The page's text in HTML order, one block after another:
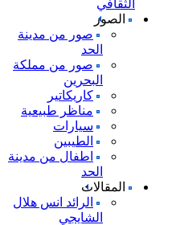
الثقافي
الصور
صور من مدينة
الحد
صور من مملكة
البحرين
كاريكاتير
مناظر طبيعية
سيارات
الطيبين
اطفال من مدينة
الحد
المقالات
الرائد انس هلال
الشايجي